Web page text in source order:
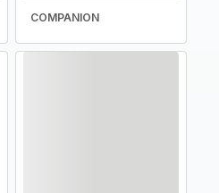
COMPANION